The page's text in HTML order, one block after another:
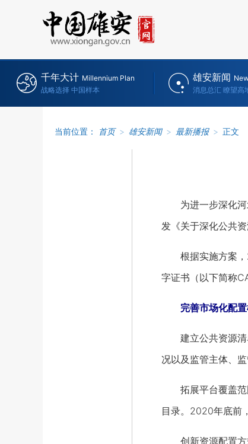
千年大计 Millennium Plan
战略选择 中国样本
雄安新闻
消息总汇 瞭望高
当前位置： 首页 > 雄安新闻 > 最新播报 > 正文
为进一步深化河
发《关于深化公共
根据实施方案，
字证书（以下简称
完善市场化配
建立公共资源清
况以及监管主体、监
拓展平台覆盖范
目录。2020年底前
创新资源配置方